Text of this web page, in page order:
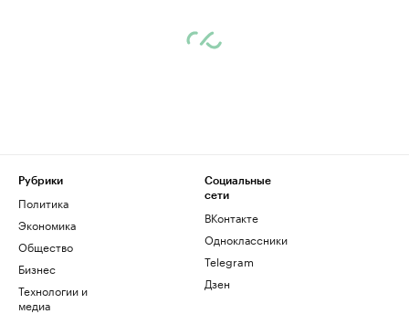
Рубрики
Политика
Экономика
Общество
Бизнес
Технологии и
медиа
Социальные
сети
ВКонтакте
Одноклассники
Telegram
Дзен